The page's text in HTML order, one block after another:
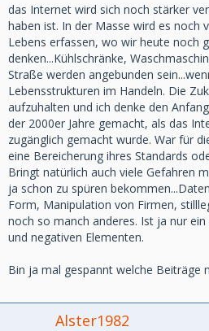
das Internet wird sich noch stärker
haben ist. In der Masse wird es noch
Lebens erfassen, wo wir heute noch
denken...Kühlschränke,
Straße werden angebunden
Lebensstrukturen im Handeln. Die
aufzuhalten und ich denke den
der 2000er Jahre gemacht, als das
zugänglich gemacht wurde. War für
eine Bereicherung ihres Standards
Bringt natürlich auch viele Gefahren
ja schon zu spüren
Form, Manipulation von Firmen,
noch so manch anderes. Ist ja nur
und negativen Elementen.
Bin ja mal gespannt welche Beiträge
Alster1982